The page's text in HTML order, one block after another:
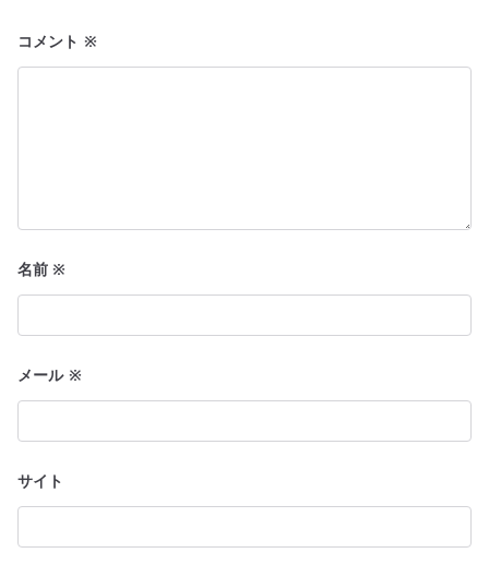
ン
コメント ※
名前※
メール ※
サイト